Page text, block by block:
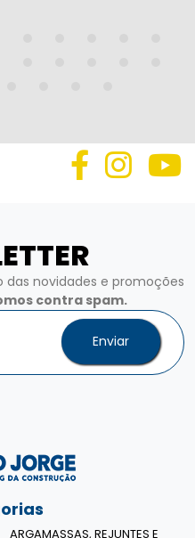
novidades e promoções
contra spam.
Enviar
ARGAMASSAS, REJUNTES E